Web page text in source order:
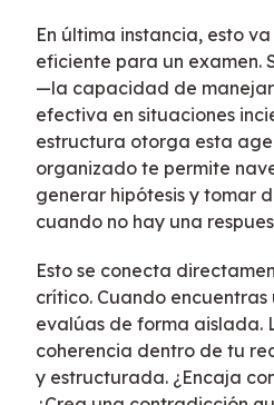
En última instancia, esto
eficiente para un examen.
—la capacidad de
efectiva en situaciones
estructura otorga esta
organizado te permite
generar hipótesis y tomar
cuando no hay una
Esto se conecta
crítico. Cuando
evalúas de forma aislada.
coherencia dentro de tu
y estructurada. ¿Encaja